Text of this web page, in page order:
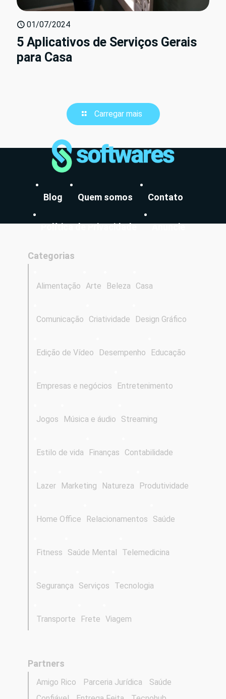
01/07/2024
5 Aplicativos de Serviços Gerais
para Casa
Carregar mais
Blog Quem somos Contato
Política de Privacidade Anuncie
Categorias
Alimentação Arte Beleza Casa
Comunicação Criatividade Design Gráfico
Edição de Vídeo Desempenho Educação
Empresas e negócios Entretenimento
Jogos Música e áudio Streaming
Estilo de vida Finanças Contabilidade
Lazer Marketing Natureza Produtividade
Home Office Relacionamentos Saúde
Fitness Saúde Mental Telemedicina
Segurança Serviços Tecnologia
Transporte Frete Viagem
Partners
Amigo Rico Parceria Jurídica
Saúde